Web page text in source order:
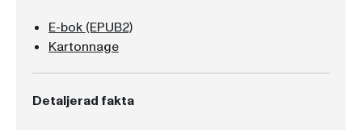
E-bok (EPUB2)
Kartonnage
Detaljerad fakta